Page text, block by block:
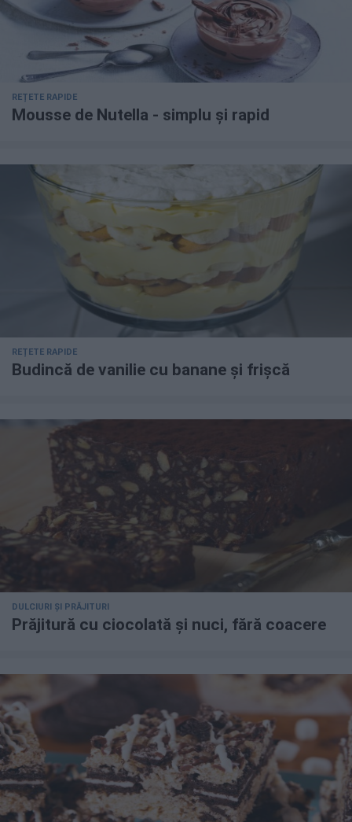
REȚETE RAPIDE
Mousse de Nutella - simplu și rapid
REȚETE RAPIDE
Budincă de vanilie cu banane și frișcă
DULCIURI ȘI PRĂJITURI
Prăjitură cu ciocolată și nuci, fără coacere